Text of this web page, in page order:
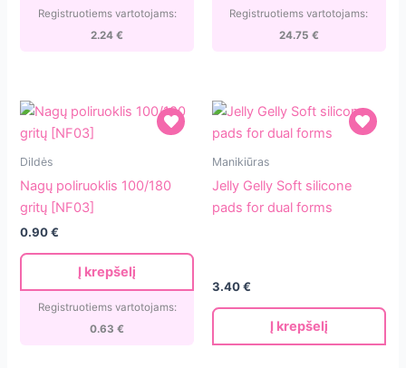
Registruotiems vartotojams:
2.24€
TPO/HEMA
Registruotiems vartotojams:
24.75 €
Nagų
100/180
gritų
[NF03]
Dildės
Nagų poliruoklis 100/180
gritų [NF03]
0.90€
Į krepšelį
Registruotiems vartotojams:
0.63€
Jelly
Soft
silicone
dual
forms
Manikiūras
Jelly Gelly Soft silicone
pads for dual forms
3.40€
Į krepšelį